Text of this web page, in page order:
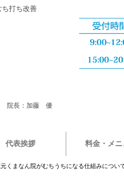
ち打ち改善
院長：加藤 優
代表挨拶 料金・メニ
くまなん院がむちうちになる仕組みについ